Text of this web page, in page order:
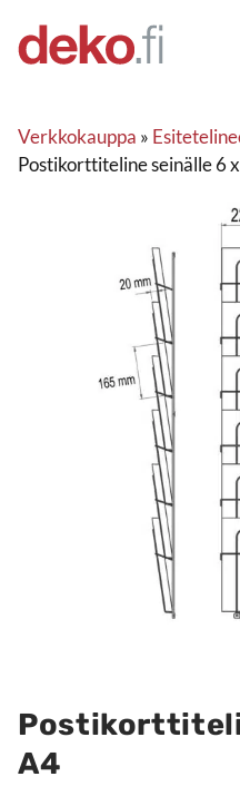
sisältöön
Verkkokauppa »
Postikorttiteline seinälle 6
A4